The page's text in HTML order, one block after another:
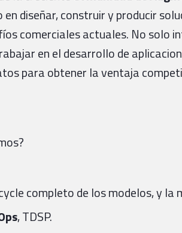
diseñar, construir y producir
comerciales actuales. No solo
en el desarrollo de
para obtener la ventaja
completo de los modelos, y la
, TDSP.